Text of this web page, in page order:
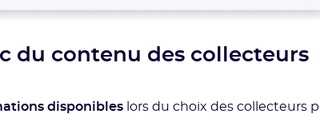
du contenu des collecteurs
disponibles lors du choix des collecteurs